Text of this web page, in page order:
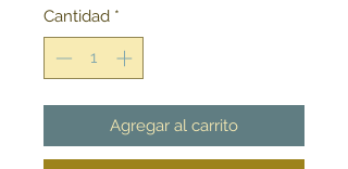
Cantidad *
Agregar al carrito